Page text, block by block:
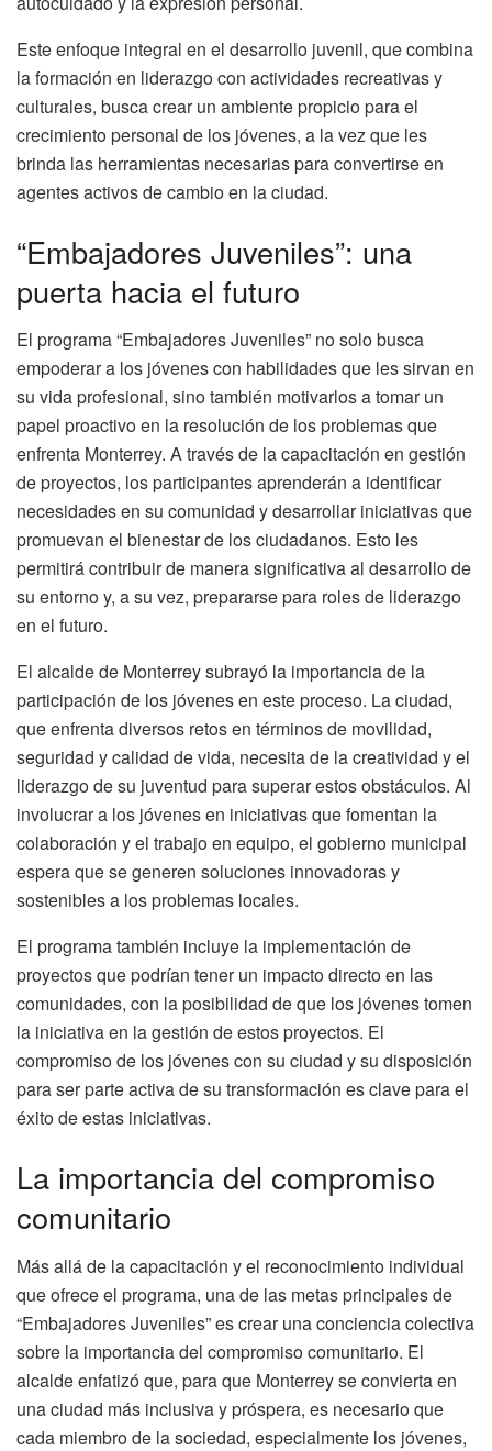
Este enfoque integral en el desarrollo juvenil, que combina
la formación en liderazgo con actividades recreativas y
culturales, busca crear un ambiente propicio para el
crecimiento personal de los jóvenes, a la vez que les
brinda las herramientas necesarias para convertirse en
agentes activos de cambio en la ciudad.
“Embajadores Juveniles”: una
puerta hacia el futuro
El programa “Embajadores Juveniles” no solo busca
empoderar a los jóvenes con habilidades que les sirvan en
su vida profesional, sino también motivarlos a tomar un
papel proactivo en la resolución de los problemas que
enfrenta Monterrey. A través de la capacitación en gestión
de proyectos, los participantes aprenderán a identificar
necesidades en su comunidad y desarrollar iniciativas que
promuevan el bienestar de los ciudadanos. Esto les
permitirá contribuir de manera significativa al desarrollo de
su entorno y, a su vez, prepararse para roles de liderazgo
en el futuro.
El alcalde de Monterrey subrayó la importancia de la
participación de los jóvenes en este proceso. La ciudad,
que enfrenta diversos retos en términos de movilidad,
seguridad y calidad de vida, necesita de la creatividad y el
liderazgo de su juventud para superar estos obstáculos. Al
involucrar a los jóvenes en iniciativas que fomentan la
colaboración y el trabajo en equipo, el gobierno municipal
espera que se generen soluciones innovadoras y
sostenibles a los problemas locales.
El programa también incluye la implementación de
proyectos que podrían tener un impacto directo en las
comunidades, con la posibilidad de que los jóvenes tomen
la iniciativa en la gestión de estos proyectos. El
compromiso de los jóvenes con su ciudad y su disposición
para ser parte activa de su transformación es clave para el
éxito de estas iniciativas.
La importancia del compromiso
comunitario
Más allá de la capacitación y el reconocimiento individual
que ofrece el programa, una de las metas principales de
“Embajadores Juveniles” es crear una conciencia colectiva
sobre la importancia del compromiso comunitario. El
alcalde enfatizó que, para que Monterrey se convierta en
una ciudad más inclusiva y próspera, es necesario que
cada miembro de la sociedad, especialmente los jóvenes,